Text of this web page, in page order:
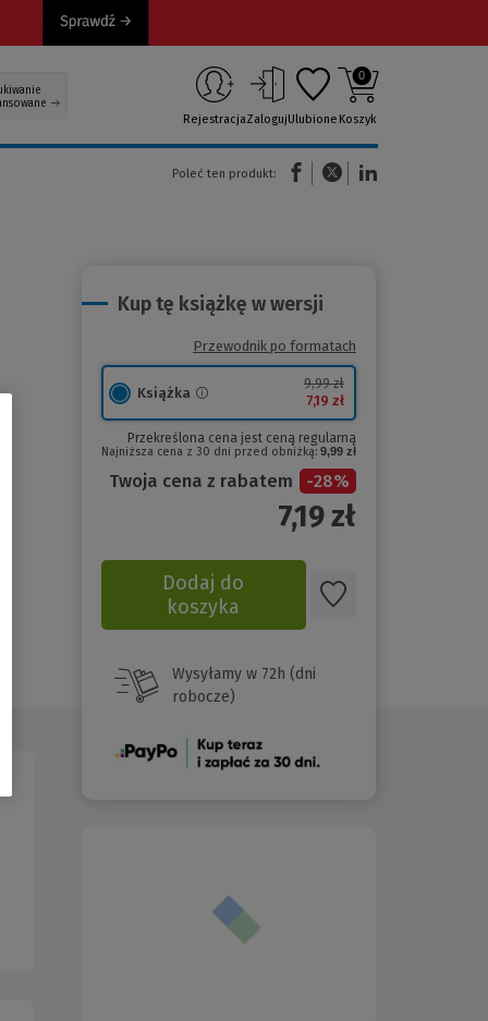
RejestracjaZalogujUlubione
0
Koszyk
Poleć ten produkt:
(Nowe okno)(Link do innej strony)
Kup tę książkę w wersji
Przewodnik po formatach
Książka
9,99 zł
7,19 zł
Przekreślona cena jest ceną regularną
Najniższa cena z 30 dni przed obniżką: 9,99 zł
Twoja cena z rabatem -28%
7,19zł
Dodaj do
koszyka
Wysyłamy w 72h (dni
robocze)
(Nowe